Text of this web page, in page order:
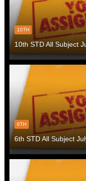
10TH
10th STD All Subject
6TH
6th STD All Subject